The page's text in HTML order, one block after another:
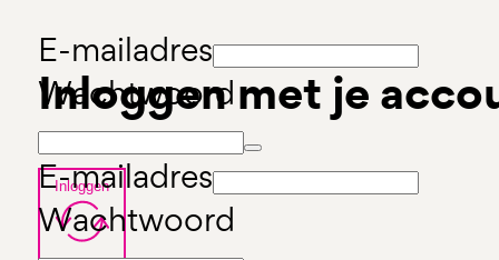
E-mailadres
Wachtwoord
Inloggen
Inloggen met je
E-mailadres
Wachtwoord